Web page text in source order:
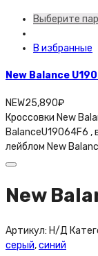
Выберите
В избранные
New Balance
NEW25,890₽
Кроссовки New
BalanceU19064F6
лейблом New
New
Артикул: Н/Д
серый,синий